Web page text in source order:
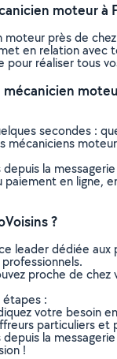
moteur à
moteur près de
en relation
pour réaliser tous
secondes :
mécaniciens
la
en ligne,
?
leader dédiée
proche de
étapes :
votre besoin
particuliers
depuis la
!